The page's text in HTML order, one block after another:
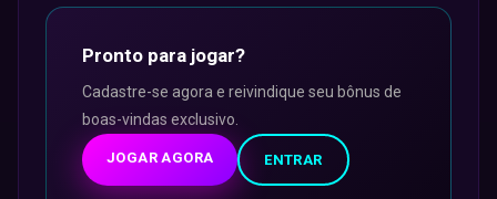
Pronto para jogar?
Cadastre-se agora e reivindique seu bônus de
boas-vindas exclusivo.
JOGAR AGORA ENTRAR